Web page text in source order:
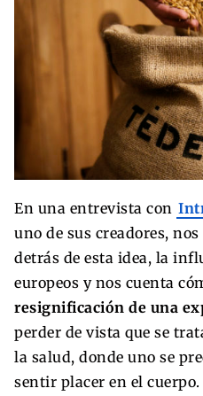
En una entrevista con
uno de sus creadores,
detrás de esta idea, la
europeos y nos cuenta
resignificación de una
perder de vista que se
la salud, donde uno se
sentir placer en el